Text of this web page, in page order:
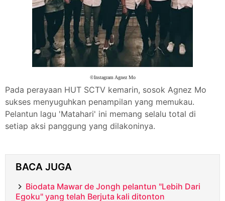
©Instagram Agnez Mo
Pada perayaan HUT SCTV kemarin, sosok Agnez Mo
sukses menyuguhkan penampilan yang memukau.
Pelantun lagu 'Matahari' ini memang selalu total di
setiap aksi panggung yang dilakoninya.
BACA JUGA
Biodata Mawar de Jongh pelantun "Lebih Dari
Egoku" yang telah Berjuta kali ditonton